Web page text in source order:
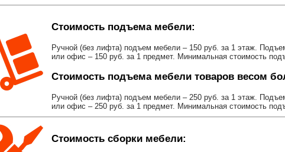
Стоимость подъема мебели:
Ручной (без лифта) подъем мебели – 150 руб. за 1 этаж.
или офис – 150 руб. за 1 предмет. Минимальная стоимость
Стоимость подъема мебели товаров весом
Ручной (без лифта) подъем мебели – 250 руб. за 1 этаж.
или офис – 250 руб. за 1 предмет. Минимальная стоимость
Стоимость сборки мебели: